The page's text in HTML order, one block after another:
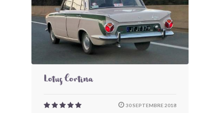
Lotus Cortina
30 SEPTEMBRE 2018